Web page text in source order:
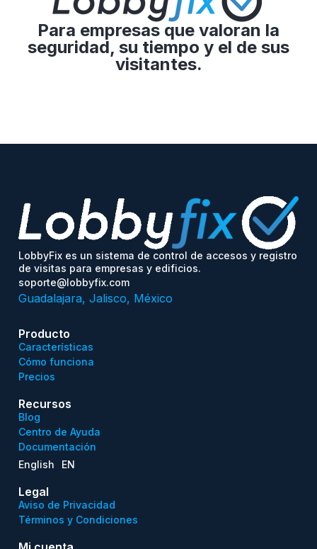
Para empresas que valoran la
seguridad, su tiempo y el de sus
visitantes.
LobbyFix es un sistema de control de accesos y registro
de visitas para empresas y edificios.
soporte@lobbyfix.com
Guadalajara, Jalisco, México
Producto
Características
Cómo funciona
Precios
Recursos
Blog
Centro de Ayuda
Documentación
English
EN
Legal
Aviso de Privacidad
Términos y Condiciones